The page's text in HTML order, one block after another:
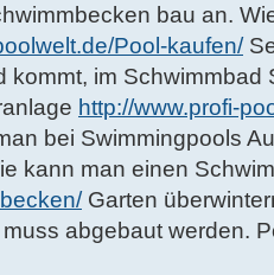
bau an.
Pool-kaufen/
kommt, im Schwimmbad
http://www.profi-
bei Swimmingpools
kann man einen
Garten
abgebaut werden.